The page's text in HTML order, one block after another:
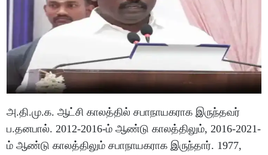
அ.தி.மு.க. ஆட்சி காலத்தில் சபாநாயகராக இருந்தவர்
ப.தனபால். 2012-2016-ம் ஆண்டு காலத்திலும், 2016-2021-
ம் ஆண்டு காலத்திலும் சபாநாயகராக இருந்தார். 1977,